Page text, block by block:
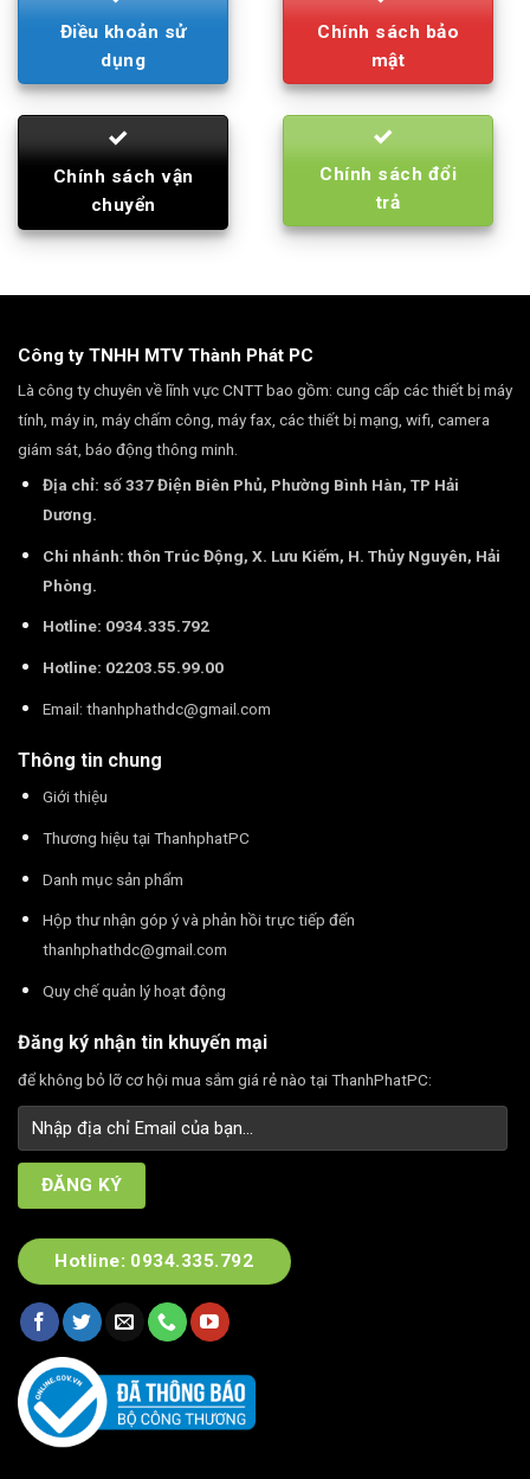
Điều khoản sử
dụng
Chính sách bảo
mật
Chính sách vận
chuyển
Chính sách đổi
trả
Công ty TNHH MTV Thành Phát PC
Là công ty chuyên về lĩnh vực CNTT bao gồm: cung cấp các thiết bị máy
tính, máy in, máy chấm công, máy fax, các thiết bị mạng, wifi, camera
giám sát, báo động thông minh.
Địa chỉ: số 337 Điện Biên Phủ, Phường Bình Hàn, TP Hải
Dương.
Chi nhánh: thôn Trúc Động, X. Lưu Kiếm, H. Thủy Nguyên, Hải
Phòng.
Hotline: 0934.335.792
Hotline: 02203.55.99.00
Email: thanhphathdc@gmail.com
Thông tin chung
Giới thiệu
Thương hiệu tại ThanhphatPC
Danh mục sản phẩm
Hộp thư nhận góp ý và phản hồi trực tiếp đến
thanhphathdc@gmail.com
Quy chế quản lý hoạt động
Đăng ký nhận tin khuyến mại
để không bỏ lỡ cơ hội mua sắm giá rẻ nào tại ThanhPhatPC:
Hotline: 0934.335.792